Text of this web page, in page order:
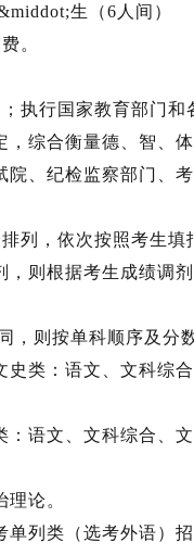
生（6人间）
。
执行国家教育部门和
综合衡量德、智、体
、纪检监察部门、
列，依次按照考生填
则根据考生成绩调剂
则按单科顺序及分
类：语文、文科综
语文、文科综合、
论。
列类（选考外语）